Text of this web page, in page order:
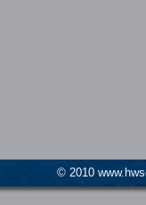
© 2010